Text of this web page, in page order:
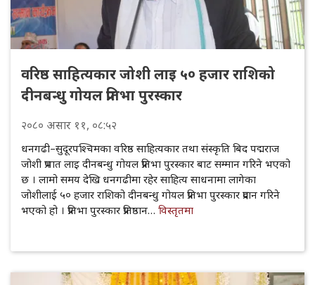
वरिष्ठ साहित्यकार जोशी लाइ ५० हजार राशिको
दीनबन्धु गोयल प्रतिभा पुरस्कार
२०८० असार ११, ०८:५२
धनगढी–सुदूरपश्चिमका वरिष्ठ साहित्यकार तथा संस्कृति बिद पद्मराज
जोशी प्रभात लाइ दीनबन्धु गोयल प्रतिभा पुरस्कार बाट सम्मान गरिने भएको
छ । लामो समय देखि धनगढीमा रहेर साहित्य साधनामा लागेका
जोशीलाई ५० हजार राशिको दीनबन्धु गोयल प्रतिभा पुरस्कार प्रदान गरिने
भएको हो । प्रतिभा पुरस्कार प्रतिष्ठान… विस्तृतमा